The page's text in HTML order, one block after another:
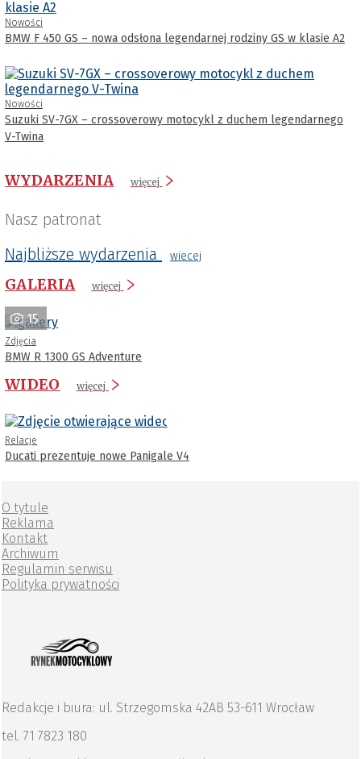
Nowości
BMW F 450 GS – nowa odsłona legendarnej rodziny GS w klasie A2
Nowości
Suzuki SV-7GX – crossoverowy motocykl z duchem legendarnego
V-Twina
WYDARZENIA więcej
Nasz patronat
Najbliższe wydarzenia
wiecej
GALERIA więcej
15
Zdjęcia
BMW R 1300 GS Adventure
WIDEO więcej
Relacje
Ducati prezentuje nowe Panigale V4
O tytule
Reklama
Kontakt
Archiwum
Regulamin serwisu
Polityka prywatności
Redakcje i biura: ul. Strzegomska 42AB 53-611 Wrocław
tel. 71 7823 180